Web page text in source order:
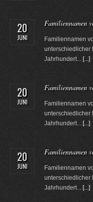
20
JUNI
Familiennamen
Familiennamen
unterschiedlicher
Jahrhundert... [...]
20
JUNI
Familiennamen
Familiennamen
unterschiedlicher
Jahrhundert... [...]
20
JUNI
Familiennamen
Familiennamen
unterschiedlicher
Jahrhundert... [...]